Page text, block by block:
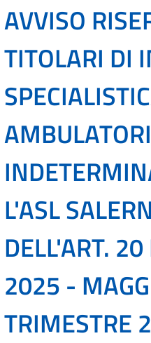
AVVISO
TITOLARI DI
L'ASL
DELL'ART.
2025 -
TRIMESTRE